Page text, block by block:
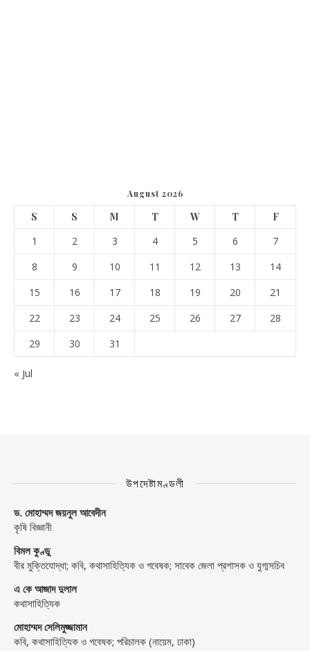
August 2026
S S M T W T
F
1
2 3 4 5 6
7
8
9 10 11 12 13
14
15
16 17 18 19 20
21
22
23 24 25 26 27
28
29
30 31
« Jul
উপদেষ্টামণ্ডলী
ড. মোহাম্মদ জয়নুল আবেদীন
কৃষি বিজ্ঞানী
বিমল কুণ্ডু
বীর মুক্তিযোদ্ধা; কবি, কথাসাহিত্যিক ও গবেষক; সাবেক জেলা প্রশাসক ও যুগ্মসচিব
এ কে আজাদ দুলাল
কথাসাহিত্যিক
মোহাম্মদ সেলিমুজ্জামান
কবি, কথাসাহিত্যিক ও গবেষক; পরিচালক (নায়েম, ঢাকা)